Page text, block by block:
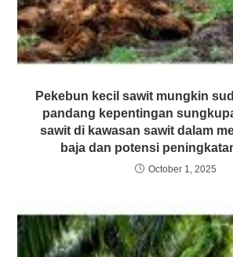
Pekebun kecil sawit mungkin
pandang kepentingan
sawit di kawasan sawit dalam
baja dan potensi
October 1, 2025